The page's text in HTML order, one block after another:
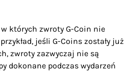
których zwroty G-Coin nie
jeśli G-Coins zostały już
zwroty zazwyczaj nie są
dokonane podczas wydarzeń